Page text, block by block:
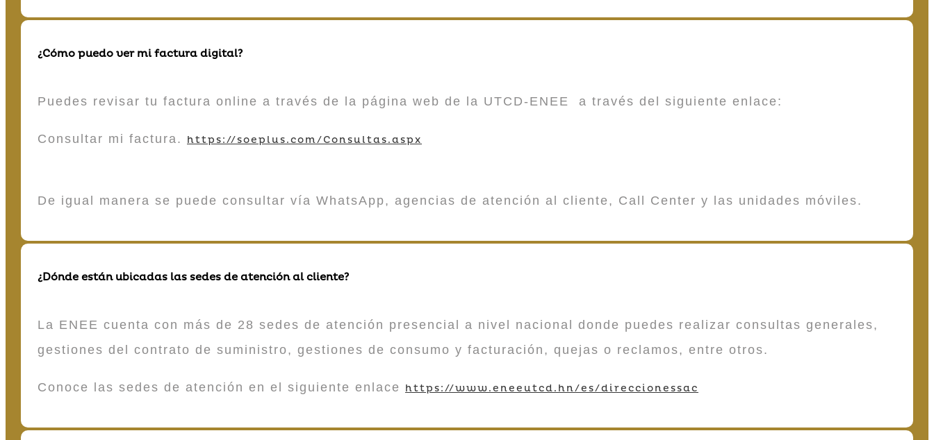
¿Cómo puedo ver mi factura digital?
Puedes revisar tu factura online a través de la página web de la UTCD-ENEE a través del siguiente enlace:
Consultar mi factura. https://soeplus.com/Consultas.aspx
De igual manera se puede consultar vía WhatsApp, agencias de atención al cliente, Call Center y las unidades móviles.
¿Dónde están ubicadas las sedes de atención al cliente?
La ENEE cuenta con más de 28 sedes de atención presencial a nivel nacional donde puedes realizar consultas generales,
gestiones del contrato de suministro, gestiones de consumo y facturación, quejas o reclamos, entre otros.
Conoce las sedes de atención en el siguiente enlace https://www.eneeutcd.hn/es/direccionessac